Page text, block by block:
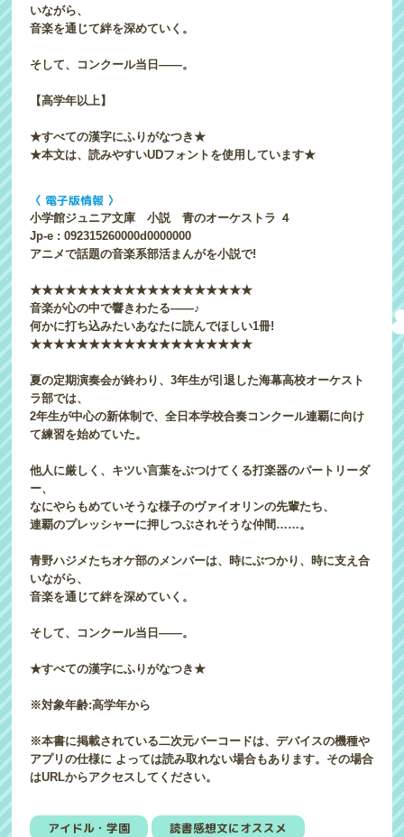
いながら、
音楽を通じて絆を深めていく。
そして、コンクール当日――。
【高学年以上】
★すべての漢字にふりがなつき★
★本文は、読みやすいUDフォントを使用しています★
〈 電子版情報 〉
小学館ジュニア文庫 小説 青のオーケストラ ４
Jp-e : 092315260000d0000000
アニメで話題の音楽系部活まんがを小説で!
★★★★★★★★★★★★★★★★★★★
音楽が心の中で響きわたる――♪
何かに打ち込みたいあなたに読んでほしい1冊!
★★★★★★★★★★★★★★★★★★★
夏の定期演奏会が終わり、3年生が引退した海幕高校オーケスト
ラ部では、
2年生が中心の新体制で、全日本学校合奏コンクール連覇に向け
て練習を始めていた。
他人に厳しく、キツい言葉をぶつけてくる打楽器のパートリーダ
ー、
なにやらもめていそうな様子のヴァイオリンの先輩たち、
連覇のプレッシャーに押しつぶされそうな仲間……。
青野ハジメたちオケ部のメンバーは、時にぶつかり、時に支え合
いながら、
音楽を通じて絆を深めていく。
そして、コンクール当日――。
★すべての漢字にふりがなつき★
※対象年齢:高学年から
※本書に掲載されている二次元バーコードは、デバイスの機種や
アプリの仕様に よっては読み取れない場合もあります。その場合
はURLからアクセスしてください。
アイドル・学園
読書感想文にオススメ